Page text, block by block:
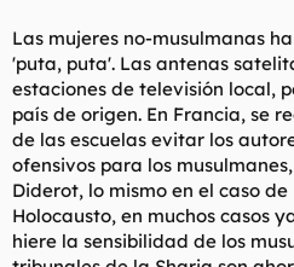
Las mujeres no-musulmanas
'puta, puta'. Las antenas
estaciones de televisión local,
país de origen. En Francia, se
de las escuelas evitar los
ofensivos para los
Diderot, lo mismo en el caso
Holocausto, en muchos casos
hiere la sensibilidad de los